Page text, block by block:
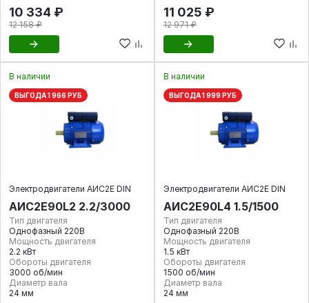
10 334 ₽
12 158 ₽
11 025 ₽
12 971 ₽
В наличии
ВЫГОДА 1 966 РУБ
Электродвигатели АИС2Е DIN
АИС2Е90L2 2.2/3000
Тип двигателя
Однофазный 220В
Мощность двигателя
2.2 кВт
Обороты двигателя
3000 об/мин
Диаметр вала
24 мм
В наличии
ВЫГОДА 1 999 РУБ
Электродвигатели АИС2Е DIN
АИС2Е90L4 1.5/1500
Тип двигателя
Однофазный 220В
Мощность двигателя
1.5 кВт
Обороты двигателя
1500 об/мин
Диаметр вала
24 мм